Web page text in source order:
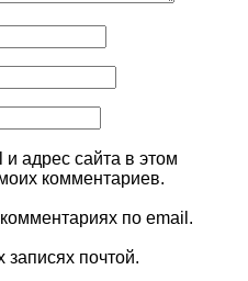
адрес сайта в этом
комментариев.
по email.
почтой.